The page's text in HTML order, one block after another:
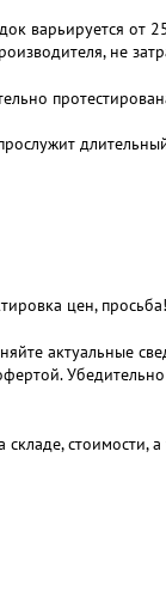
варьируется от
не
цен, просьба!
актуальные
стоимости,